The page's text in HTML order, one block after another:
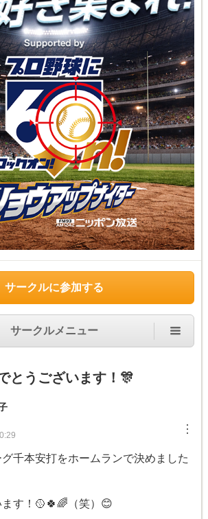
サークルに参加する
サークルメニュー
とうございます！🎊
︙
千本安打をホームランで決めました
す！🥎🍀🌈（笑）😊